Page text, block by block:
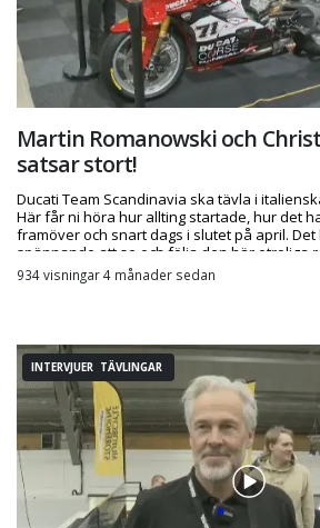
Martin Romanowski och
satsar stort!
Ducati Team Scandinavia ska tävla i
Här får ni höra hur allting startade, hur det
framöver och snart dags i slutet på april.
spännande att se och följa den här otroliga
934 visningar 4 månader sedan
INTERVJUER TÄVLINGAR